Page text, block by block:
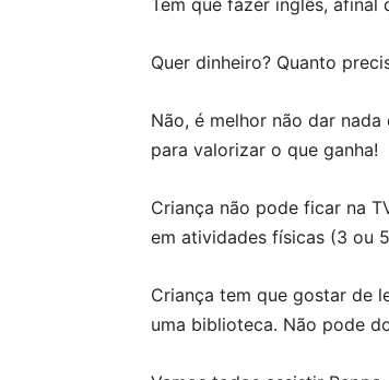
Tem que fazer inglês, afinal
Quer dinheiro? Quanto
Não, é melhor não dar
para valorizar o que ganha!
Criança não pode ficar na
em atividades físicas (3 ou
Criança tem que gostar de
uma biblioteca. Não pode